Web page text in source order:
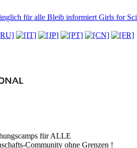
für alle Bleib informiert Girls for
für ALLE
Community ohne Grenzen !